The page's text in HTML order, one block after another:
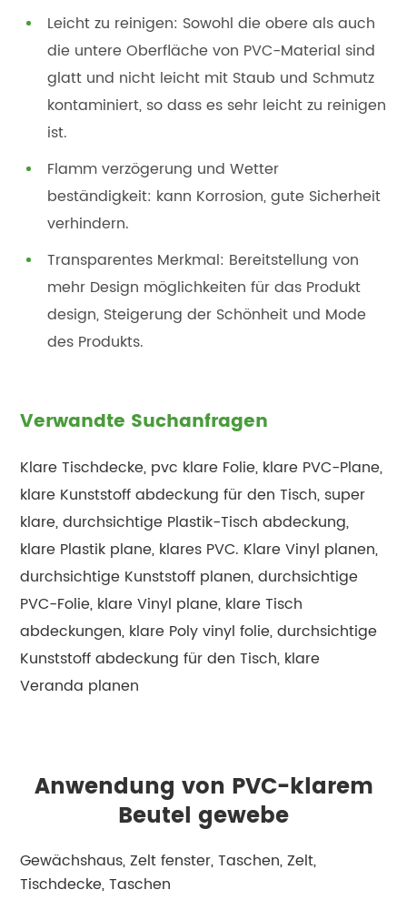
Leicht zu reinigen: Sowohl die obere als auch
die untere Oberfläche von PVC-Material sind
glatt und nicht leicht mit Staub und Schmutz
kontaminiert, so dass es sehr leicht zu reinigen
ist.
Flamm verzögerung und Wetter
beständigkeit: kann Korrosion, gute Sicherheit
verhindern.
Transparentes Merkmal: Bereitstellung von
mehr Design möglichkeiten für das Produkt
design, Steigerung der Schönheit und Mode
des Produkts.
Verwandte Suchanfragen
Klare Tischdecke, pvc klare Folie, klare PVC-Plane,
klare Kunststoff abdeckung für den Tisch, super
klare, durchsichtige Plastik-Tisch abdeckung,
klare Plastik plane, klares PVC. Klare Vinyl planen,
durchsichtige Kunststoff planen, durchsichtige
PVC-Folie, klare Vinyl plane, klare Tisch
abdeckungen, klare Poly vinyl folie, durchsichtige
Kunststoff abdeckung für den Tisch, klare
Veranda planen
Anwendung von PVC-klarem
Beutel gewebe
Gewächshaus, Zelt fenster, Taschen, Zelt,
Tischdecke, Taschen